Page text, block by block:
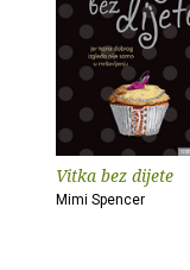
Vitka bez dijete
Mimi Spencer